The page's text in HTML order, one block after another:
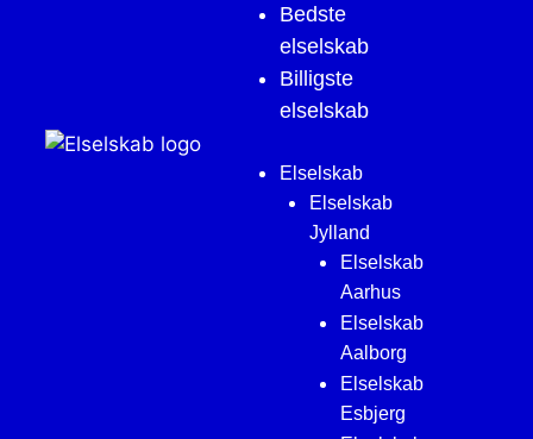
Bedste
elselskab
Billigste
elselskab
Elselskab
Elselskab
Jylland
Elselskab
Aarhus
Elselskab
Aalborg
Elselskab
Esbjerg